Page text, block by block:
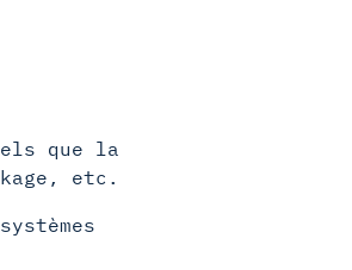
que la
etc.